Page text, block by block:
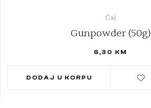
Čaj
Gunpowder (50g)
6,30 KM
DODAJ U KORPU